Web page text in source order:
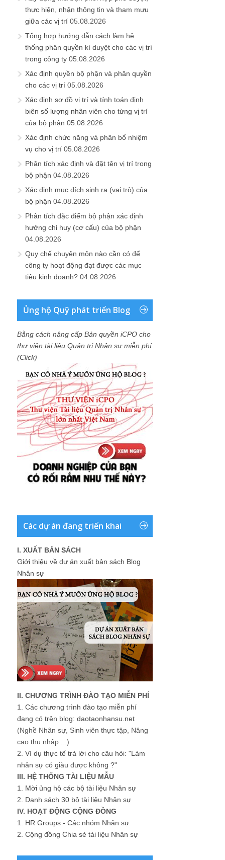
thực hiện, nhận thông tin và tham mưu
giữa các vị trí 05.08.2026
Tổng hợp hướng dẫn cách làm hệ
thống phân quyền kí duyệt cho các vị trí
trong công ty 05.08.2026
Xác định quyền bộ phận và phân quyền
cho các vị trí 05.08.2026
Xác định sơ đồ vị trí và tính toán định
biên số lượng nhân viên cho từng vị trí
của bộ phận 05.08.2026
Xác định chức năng và phân bổ nhiệm
vụ cho vị trí 05.08.2026
Phân tích xác định và đặt tên vị trí trong
bộ phận 04.08.2026
Xác định mục đích sinh ra (vai trò) của
bộ phận 04.08.2026
Phân tích đặc điểm bộ phận xác định
hướng chỉ huy (cơ cấu) của bộ phận
04.08.2026
Quy chế chuyên môn nào cần có để
công ty hoạt động đạt được các mục
tiêu kinh doanh? 04.08.2026
Ủng hộ Quỹ phát triển Blog
Bằng cách nâng cấp Bản quyền iCPO cho
thư viện tài liệu Quản trị Nhân sự miễn phí
(Click)
Các dự án đang triển khai
I. XUẤT BẢN SÁCH
Giới thiệu về dự án xuất bản sách Blog
Nhân sự
II. CHƯƠNG TRÌNH ĐÀO TẠO MIỄN PHÍ
1. Các chương trình đào tạo miễn phí
đang có trên blog: daotaonhansu.net
(Nghề Nhân sự, Sinh viên thực tập, Nâng
cao thu nhập ...)
2. Ví dụ thực tế trả lời cho câu hỏi: "Làm
nhân sự có giàu được không ?"
III. HỆ THỐNG TÀI LIỆU MẪU
1. Mời ủng hộ các bộ tài liệu Nhân sự
2. Danh sách 30 bộ tài liệu Nhân sự
IV. HOẠT ĐỘNG CỘNG ĐỒNG
1. HR Groups - Các nhóm Nhân sự
2. Cộng đồng Chia sẻ tài liệu Nhân sự